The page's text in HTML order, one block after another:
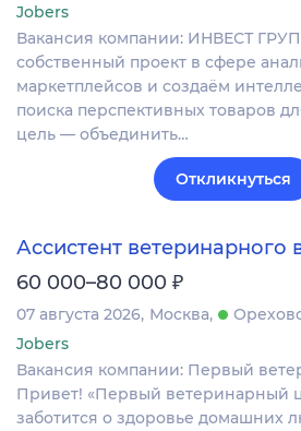
Jobers
Вакансия компании: ИНВЕСТ
собственный проект в сфере
маркетплейсов и создаём
поиска перспективных товаров
цель — объединить…
Откликнуться
Ассистент ветеринарного
60 000–80 000 ₽
07 августа 2026 Москва
Jobers
Вакансия компании: Первый
Привет! «Первый ветеринарный
заботится о здоровье домашних